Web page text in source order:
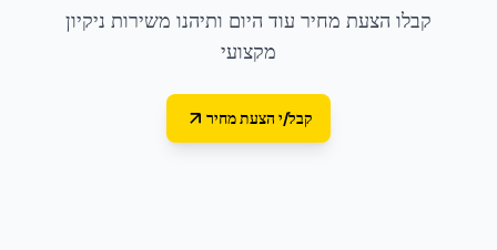
קבלו הצעת מחיר עוד היום ותיהנו משירות ניקיון
מקצועי
קבל/י הצעת מחיר